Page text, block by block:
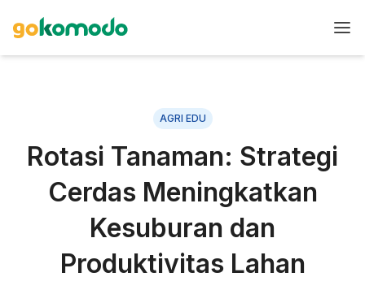
AGRI EDU
Rotasi Tanaman: Strategi
Cerdas Meningkatkan
Kesuburan dan
Produktivitas Lahan